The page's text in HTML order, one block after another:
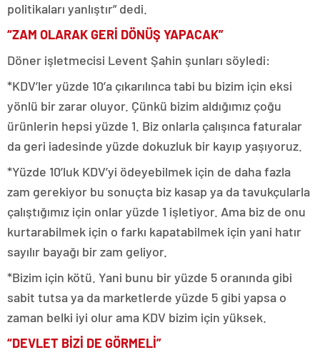
politikaları yanlıştır” dedi.
“ZAM OLARAK GERİ DÖNÜŞ YAPACAK”
Döner işletmecisi Levent Şahin şunları söyledi:
*KDV’ler yüzde 10’a çıkarılınca tabi bu bizim için eksi
yönlü bir zarar oluyor. Çünkü bizim aldığımız çoğu
ürünlerin hepsi yüzde 1. Biz onlarla çalışınca faturalar
da geri iadesinde yüzde dokuzluk bir kayıp yaşıyoruz.
*Yüzde 10’luk KDV’yi ödeyebilmek için de daha fazla
zam gerekiyor bu sonuçta biz kasap ya da tavukçularla
çalıştığımız için onlar yüzde 1 işletiyor. Ama biz de onu
kurtarabilmek için o farkı kapatabilmek için yani hatır
sayılır bayağı bir zam geliyor.
*Bizim için kötü. Yani bunu bir yüzde 5 oranında gibi
sabit tutsa ya da marketlerde yüzde 5 gibi yapsa o
zaman belki iyi olur ama KDV bizim için yüksek.
“DEVLET BİZİ DE GÖRMELİ”